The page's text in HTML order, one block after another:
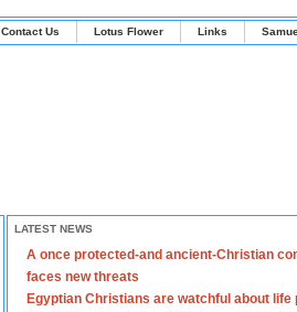
Contact Us Lotus Flower Links
LATEST NEWS
A once protected-and ancient-Christian
faces new threats
Egyptian Christians are watchful about life